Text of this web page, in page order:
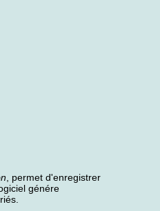
, permet d'enregistrer
génére